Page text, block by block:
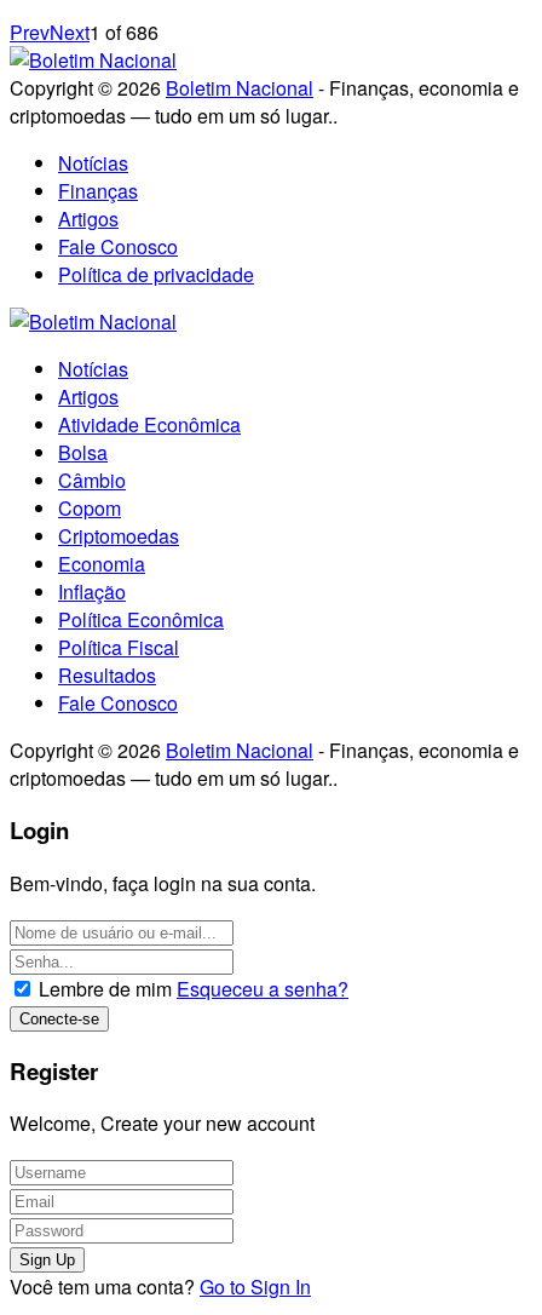
PrevNext1 of686
Copyright © 2026 Boletim Nacional - Finanças, economia e
criptomoedas — tudo em um só lugar..
Notícias
Finanças
Artigos
Fale Conosco
Política de privacidade
Notícias
Artigos
Atividade Econômica
Bolsa
Câmbio
Copom
Criptomoedas
Economia
Inflação
Política Econômica
Política Fiscal
Resultados
Fale Conosco
Copyright © 2026 Boletim Nacional - Finanças, economia e
criptomoedas — tudo em um só lugar..
Login
Bem-vindo, faça login na sua conta.
Lembre de mim Esqueceu a senha?
Register
Welcome, Create your new account
Você tem uma conta? Go to Sign In